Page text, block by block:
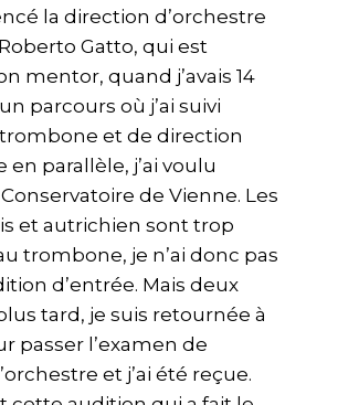
la direction d’orchestre
Gatto, qui est
mentor, quand j’avais 14
parcours où j’ai suivi
et de direction
en parallèle, j’ai voulu
de Vienne. Les
et autrichien sont trop
trombone, je n’ai donc pas
d’entrée. Mais deux
tard, je suis retournée à
passer l’examen de
et j’ai été reçue.